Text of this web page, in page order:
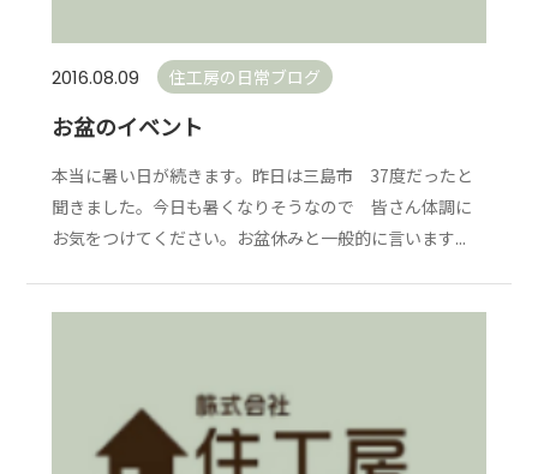
2016.08.09 住工房の日常ブログ
お盆のイベント
本当に暑い日が続きます。昨日は三島市 37度だったと
聞きました。今日も暑くなりそうなので 皆さん体調に
お気をつけてください。お盆休みと一般的に言います...